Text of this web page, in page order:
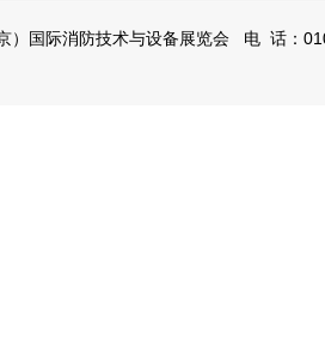
京）国际消防技术与设备展览会 电 话